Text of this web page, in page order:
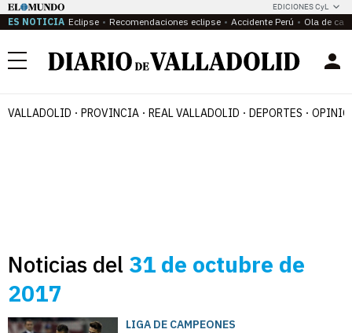
EDICIONES CyL
ES NOTICIA Eclipse Recomendaciones eclipse Accidente Perú Ola de
Menú
VALLADOLID PROVINCIA REAL VALLADOLID DEPORTES
Noticias del 31 de octubre de
2017
LIGA DE CAMPEONES